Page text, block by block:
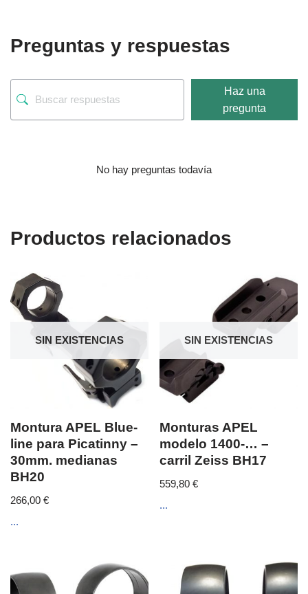
Preguntas y respuestas
Haz una
pregunta
No hay preguntas todavía
Productos relacionados
SIN EXISTENCIAS
Montura APEL Blue-
line para Picatinny –
30mm. medianas
BH20
266,00 €
...
SIN EXISTENCIAS
Monturas APEL
modelo 1400-… –
carril Zeiss BH17
559,80€
...